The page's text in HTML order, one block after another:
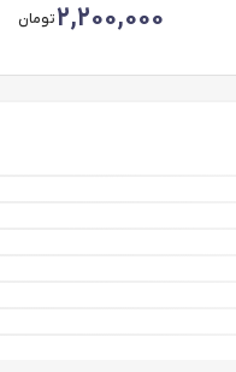
2,200,000تومان